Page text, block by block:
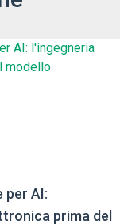
per AI:
prima del